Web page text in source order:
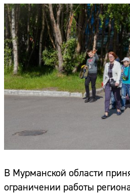
В Мурманской области
ограничении работы